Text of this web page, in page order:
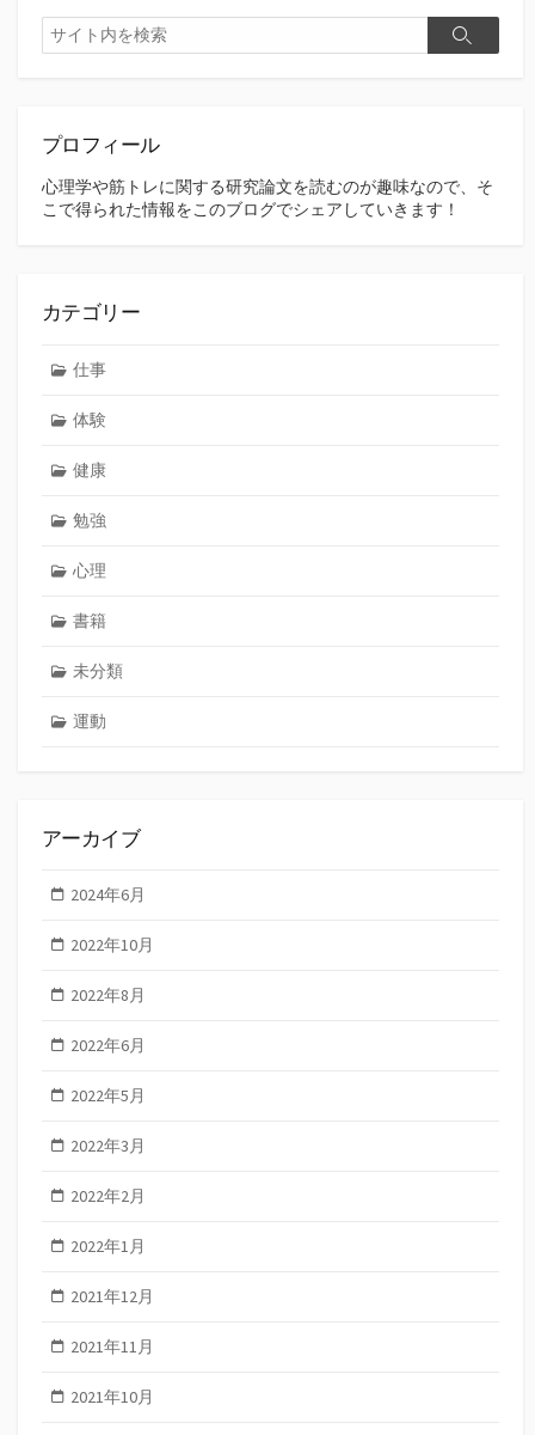
検
索
検
プロフィール
心理学や筋トレに関する研究論文を読むのが趣味なので、そ
こで得られた情報をこのブログでシェアしていきます！
カテゴリー
仕事
体験
健康
勉強
心理
書籍
未分類
運動
アーカイブ
2024年6月
2022年10月
2022年8月
2022年6月
2022年5月
2022年3月
2022年2月
2022年1月
2021年12月
2021年11月
2021年10月